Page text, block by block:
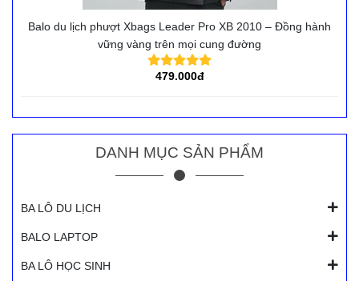
Balo du lịch phượt Xbags Leader Pro XB 2010 – Đồng hành
vững vàng trên mọi cung đường
479.000đ
DANH MỤC SẢN PHẨM
BA LÔ DU LỊCH
BALO LAPTOP
BA LÔ HỌC SINH